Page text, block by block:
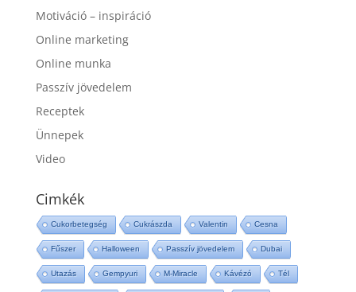
Motiváció – inspiráció
Online marketing
Online munka
Passzív jövedelem
Receptek
Ünnepek
Video
Cimkék
Cukorbetegség Cukrászda Valentin Cesna
Fűszer Halloween Passzív jövedelem Dubai
Utazás Gempyuri M-Miracle Kávézó Tél